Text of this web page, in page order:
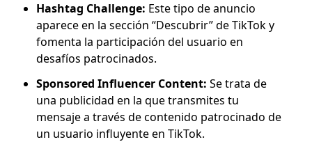
Hashtag Challenge: Este tipo de anuncio
aparece en la sección “Descubrir” de TikTok y
fomenta la participación del usuario en
desafíos patrocinados.
Sponsored Influencer Content: Se trata de
una publicidad en la que transmites tu
mensaje a través de contenido patrocinado de
un usuario influyente en TikTok.